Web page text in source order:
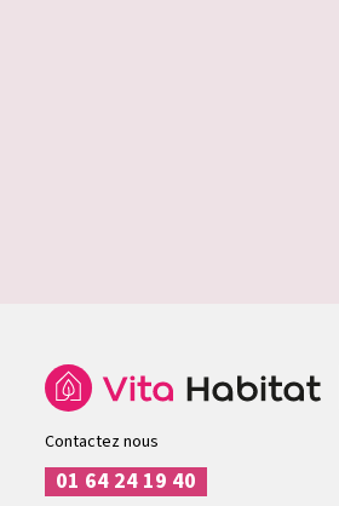
Contactez nous
01 64 24 19 40